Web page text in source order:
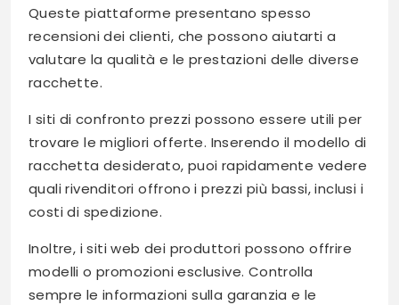
Queste piattaforme presentano spesso
recensioni dei clienti, che possono aiutarti a
valutare la qualità e le prestazioni delle diverse
racchette.
I siti di confronto prezzi possono essere utili per
trovare le migliori offerte. Inserendo il modello di
racchetta desiderato, puoi rapidamente vedere
quali rivenditori offrono i prezzi più bassi, inclusi i
costi di spedizione.
Inoltre, i siti web dei produttori possono offrire
modelli o promozioni esclusive. Controlla
sempre le informazioni sulla garanzia e le